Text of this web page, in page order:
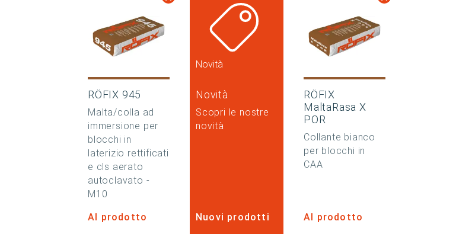
RÖFIX 945
Malta/colla ad
immersione per
blocchi in
laterizio rettificati
e cls aerato
autoclavato -
M10
Al prodotto
Novità
Novità
Scopri le nostre
novità
Nuovi prodotti
RÖFIX
MaltaRasa X
POR
Collante bianco
per blocchi in
CAA
Al prodotto